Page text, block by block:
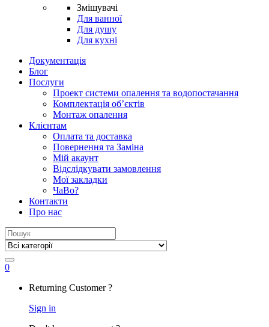
Змішувачі
Для ванної
Для душу
Для кухні
Документація
Блог
Послуги
Проект системи опалення та водопостачання
Комплектація об’єктів
Монтаж опалення
Клієнтам
Оплата та доставка
Повернення та Заміна
Мій акаунт
Відслідкувати замовлення
Мої закладки
ЧаВо?
Контакти
Про нас
Search
for:
0
Returning Customer ?
Sign in